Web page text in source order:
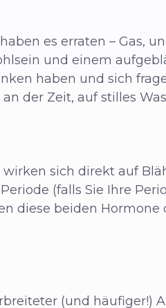
es erraten – Gas,
und einem
haben und sich
der Zeit, auf stilles
wirken sich direkt auf
(falls Sie Ihre
diese beiden Hormone
(und häufiger!)